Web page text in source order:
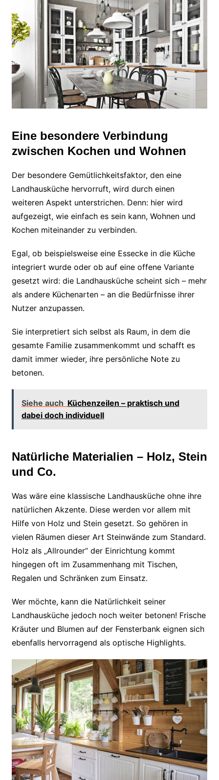
Eine besondere Verbindung
zwischen Kochen und Wohnen
Der besondere Gemütlichkeitsfaktor, den eine
Landhausküche hervorruft, wird durch einen
weiteren Aspekt unterstrichen. Denn: hier wird
aufgezeigt, wie einfach es sein kann, Wohnen und
Kochen miteinander zu verbinden.
Egal, ob beispielsweise eine Essecke in die Küche
integriert wurde oder ob auf eine offene Variante
gesetzt wird: die Landhausküche scheint sich – mehr
als andere Küchenarten – an die Bedürfnisse ihrer
Nutzer anzupassen.
Sie interpretiert sich selbst als Raum, in dem die
gesamte Familie zusammenkommt und schafft es
damit immer wieder, ihre persönliche Note zu
betonen.
Siehe auch Küchenzeilen – praktisch und
dabei doch individuell
Natürliche Materialien – Holz, Stein
und Co.
Was wäre eine klassische Landhausküche ohne ihre
natürlichen Akzente. Diese werden vor allem mit
Hilfe von Holz und Stein gesetzt. So gehören in
vielen Räumen dieser Art Steinwände zum Standard.
Holz als „Allrounder“ der Einrichtung kommt
hingegen oft im Zusammenhang mit Tischen,
Regalen und Schränken zum Einsatz.
Wer möchte, kann die Natürlichkeit seiner
Landhausküche jedoch noch weiter betonen! Frische
Kräuter und Blumen auf der Fensterbank eignen sich
ebenfalls hervorragend als optische Highlights.